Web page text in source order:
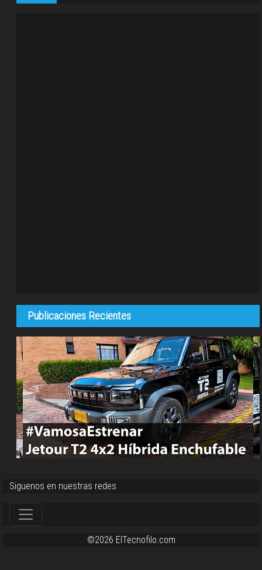
Publicaciones Recientes
Siguenos en nuestras redes
©2026 ElTecnofilo.com